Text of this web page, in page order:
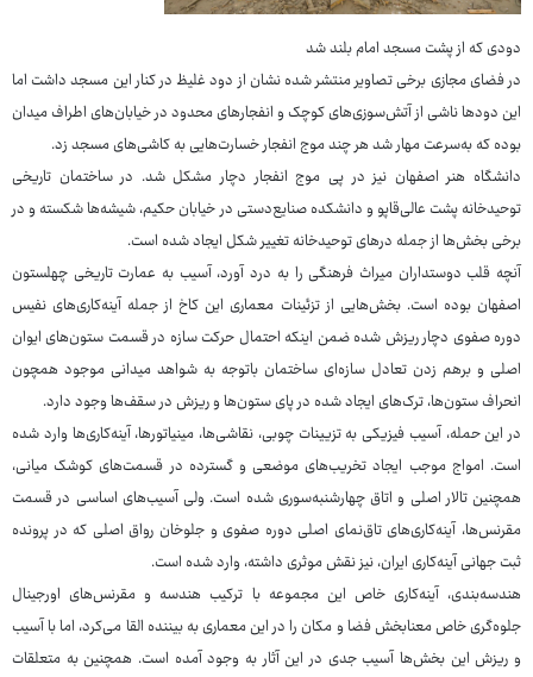
دودی که از پشت مسجد امام بلند شد
در فضای مجازی برخی تصاویر منتشر شده نشان از دود غلیظ در کنار این مسجد داشت اما
این دودها ناشی از آتش‌سوزی‌های کوچک و انفجارهای محدود در خیابان‌های اطراف میدان
بوده که به‌سرعت مهار شد هر چند موج انفجار خسارت‌هایی به کاشی‌های مسجد زد.
دانشگاه هنر اصفهان نیز در پی موج انفجار دچار مشکل شد. در ساختمان تاریخی
توحیدخانه پشت عالی‌قاپو و دانشکده صنایع‌دستی در خیابان حکیم، شیشه‌ها شکسته و در
برخی بخش‌ها از جمله درهای توحیدخانه تغییر شکل ایجاد شده است.
آنچه قلب دوستداران میراث فرهنگی را به درد آورد، آسیب به عمارت تاریخی چهلستون
اصفهان بوده است. بخش‌هایی از تزئینات معماری این کاخ از جمله آینه‌کاری‌های نفیس
دوره صفوی دچار ریزش شده ضمن اینکه احتمال حرکت سازه در قسمت ستون‌های ایوان
اصلی و برهم زدن تعادل سازه‌ای ساختمان باتوجه به شواهد میدانی موجود همچون
انحراف ستون‌ها، ترک‌های ایجاد شده در پای ستون‌ها و ریزش در سقف‌ها وجود دارد.
در این حمله، آسیب فیزیکی به تزیینات چوبی، نقاشی‌ها، مینیاتورها، آینه‌کاری‌ها وارد شده
است. امواج موجب ایجاد تخریب‌های موضعی و گسترده در قسمت‌های کوشک میانی،
همچنین تالار اصلی و اتاق چهارشنبه‌سوری شده است. ولی آسیب‌های اساسی در قسمت
مقرنس‌ها، آینه‌کاری‌های تاق‌نمای اصلی دوره صفوی و جلوخان رواق اصلی که در پرونده
ثبت جهانی آینه‌کاری ایران، نیز نقش موثری داشته، وارد شده است.
هندسه‌بندی، آینه‌کاری خاص این مجموعه با ترکیب هندسه و مقرنس‌های اورجینال
جلوه‌گری خاص معنابخش فضا و مکان را در این معماری به بیننده القا می‌کرد، اما با آسیب
و ریزش این بخش‌ها آسیب جدی در این آثار به وجود آمده است. همچنین به متعلقات